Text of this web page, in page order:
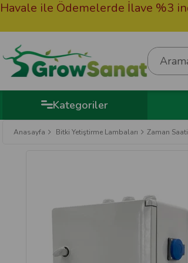
ile Ödemelerde İlave %3 indirim
Kategoriler
Anasayfa Bitki Yetiştirme Lambaları Zaman Saati